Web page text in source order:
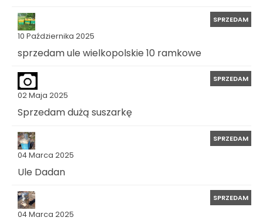
10 Października 2025
SPRZEDAM
sprzedam ule wielkopolskie 10 ramkowe
02 Maja 2025
SPRZEDAM
Sprzedam dużą suszarkę
04 Marca 2025
SPRZEDAM
Ule Dadan
04 Marca 2025
SPRZEDAM